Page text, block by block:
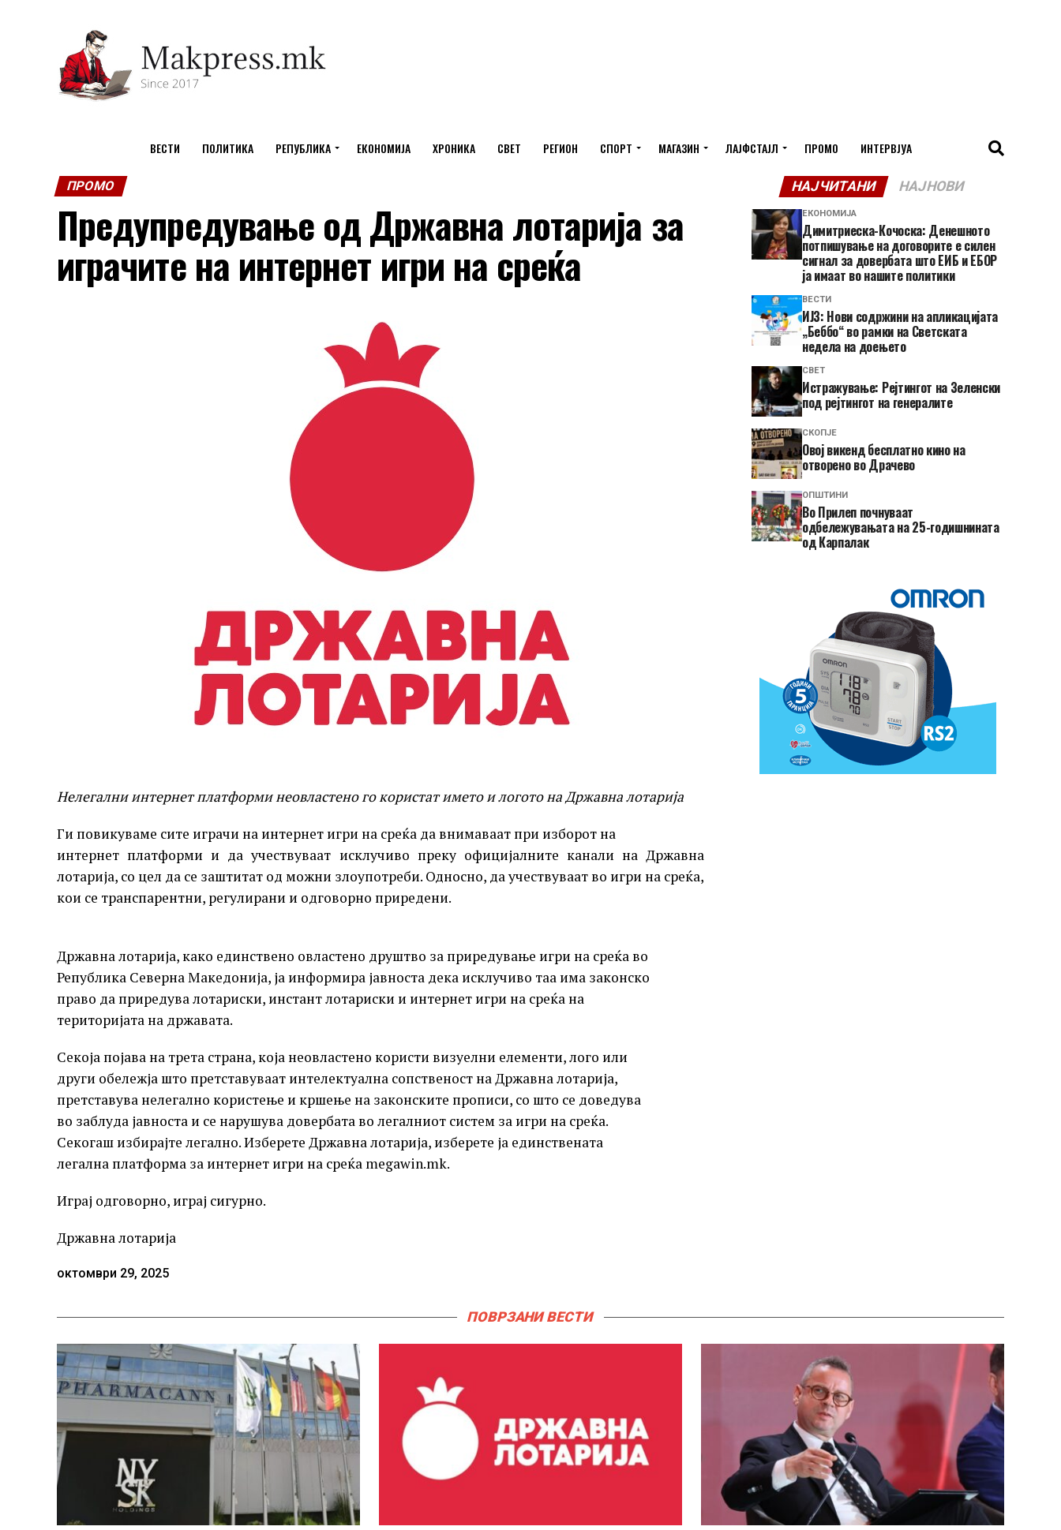
ВЕСТИ ПОЛИТИКА РЕПУБЛИКА ЕКОНОМИЈА ХРОНИКА СВЕТ РЕГИОН СПОРТ МАГАЗИН ЛАЈФСТАЈЛ ПРОМО ИНТЕРВЈУА
ПРОМО
Предупредување од Државна лотарија за
играчите на интернет игри на среќа
Нелегални интернет платформи неовластено го користат името и логото на Државна лотарија
Ги повикуваме сите играчи на интернет игри на среќа да внимаваат при изборот на
интернет платформи и да учествуваат исклучиво преку официјалните канали на Државна
лотарија, со цел да се заштитат од можни злоупотреби. Односно, да учествуваат во игри на среќа,
кои се транспарентни, регулирани и одговорно приредени.
Државна лотарија, како единствено овластено друштво за приредување игри на среќа во
Република Северна Македонија, ја информира јавноста дека исклучиво таа има законско
право да приредува лотариски, инстант лотариски и интернет игри на среќа на
територијата на државата.
Секоја појава на трета страна, која неовластено користи визуелни елементи, лого или
други обележја што претставуваат интелектуална сопственост на Државна лотарија,
претставува нелегално користење и кршење на законските прописи, со што се доведува
во заблуда јавноста и се нарушува довербата во легалниот систем за игри на среќа.
Секогаш избирајте легално. Изберете Државна лотарија, изберете ја единствената
легална платформа за интернет игри на среќа megawin.mk.​
Играј одговoрно, играј сигурно.
Државна лотарија
октомври 29, 2025
НАЈЧИТАНИ НАЈНОВИ
ЕКОНОМИЈА
Димитриеска-Кочоска: Денешното
потпишување на договорите е силен
сигнал за довербата што ЕИБ и ЕБОР
ја имаат во нашите политики
ВЕСТИ
ИЈЗ: Нови содржини на апликацијата
„Беббо“ во рамки на Светската
недела на доењето
СВЕТ
Истражување: Рејтингот на Зеленски
под рејтингот на генералите
СКОПЈЕ
​Овој викенд бесплатно кино на
отворено во Драчево
ОПШТИНИ
Во Прилеп почнуваат
одбележувањата на 25-годишнината
од Карпалак
ПОВРЗАНИ ВЕСТИ